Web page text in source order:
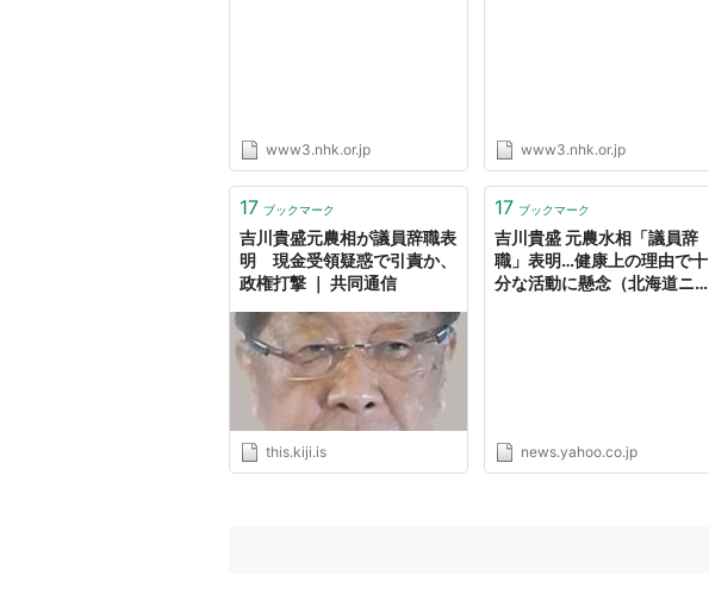
www3.nhk.or.jp www3.nhk.or.jp
17 ブックマーク
吉川貴盛元農相が議員辞職表
明 現金受領疑惑で引責か、
政権打撃 ｜ 共同通信
this.kiji.is
17 ブックマーク
吉川貴盛 元農水相「議員辞
職」表明…健康上の理由で十
分な活動に懸念（北海道ニュ
news.yahoo.co.jp